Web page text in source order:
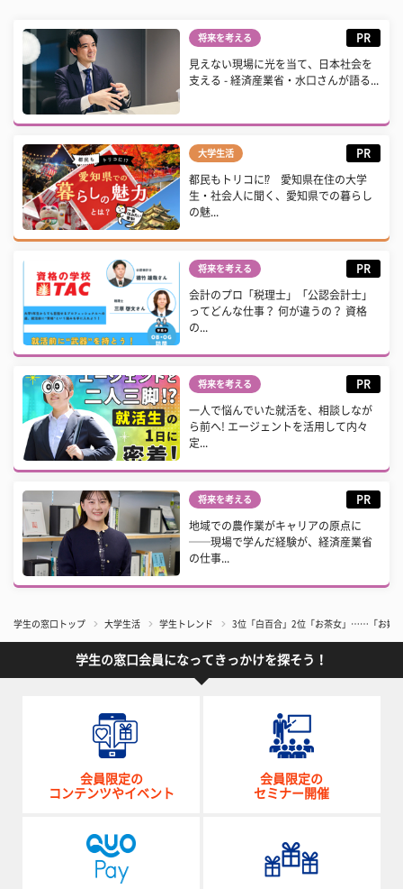
将来を考える PR
見えない現場に光を当て、日本社会を
支える - 経済産業省・水口さんが語る...
大学生活 PR
都民もトリコに⁉ 愛知県在住の大学
生・社会人に聞く、愛知県での暮らし
の魅...
将来を考える PR
会計のプロ「税理士」「公認会計士」
ってどんな仕事？ 何が違うの？ 資格
の...
将来を考える PR
一人で悩んでいた就活を、相談しなが
ら前へ! エージェントを活用して内々
定...
将来を考える PR
地域での農作業がキャリアの原点に
──現場で学んだ経験が、経済産業省
の仕事...
学生の窓口トップ 大学生活 学生トレンド 3位「白百合」2位「お茶女」……「お嬢
学生の窓口会員になってきっかけを探そう！
会員限定の
コンテンツやイベント
会員限定の
セミナー開催